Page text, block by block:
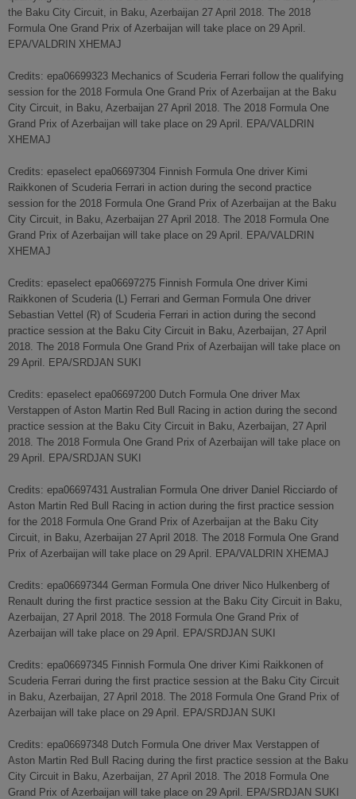
the Baku City Circuit, in Baku, Azerbaijan 27 April 2018. The 2018
Formula One Grand Prix of Azerbaijan will take place on 29 April.
EPA/VALDRIN XHEMAJ
Credits: epa06699323 Mechanics of Scuderia Ferrari follow the qualifying
session for the 2018 Formula One Grand Prix of Azerbaijan at the Baku
City Circuit, in Baku, Azerbaijan 27 April 2018. The 2018 Formula One
Grand Prix of Azerbaijan will take place on 29 April. EPA/VALDRIN
XHEMAJ
Credits: epaselect epa06697304 Finnish Formula One driver Kimi
Raikkonen of Scuderia Ferrari in action during the second practice
session for the 2018 Formula One Grand Prix of Azerbaijan at the Baku
City Circuit, in Baku, Azerbaijan 27 April 2018. The 2018 Formula One
Grand Prix of Azerbaijan will take place on 29 April. EPA/VALDRIN
XHEMAJ
Credits: epaselect epa06697275 Finnish Formula One driver Kimi
Raikkonen of Scuderia (L) Ferrari and German Formula One driver
Sebastian Vettel (R) of Scuderia Ferrari in action during the second
practice session at the Baku City Circuit in Baku, Azerbaijan, 27 April
2018. The 2018 Formula One Grand Prix of Azerbaijan will take place on
29 April. EPA/SRDJAN SUKI
Credits: epaselect epa06697200 Dutch Formula One driver Max
Verstappen of Aston Martin Red Bull Racing in action during the second
practice session at the Baku City Circuit in Baku, Azerbaijan, 27 April
2018. The 2018 Formula One Grand Prix of Azerbaijan will take place on
29 April. EPA/SRDJAN SUKI
Credits: epa06697431 Australian Formula One driver Daniel Ricciardo of
Aston Martin Red Bull Racing in action during the first practice session
for the 2018 Formula One Grand Prix of Azerbaijan at the Baku City
Circuit, in Baku, Azerbaijan 27 April 2018. The 2018 Formula One Grand
Prix of Azerbaijan will take place on 29 April. EPA/VALDRIN XHEMAJ
Credits: epa06697344 German Formula One driver Nico Hulkenberg of
Renault during the first practice session at the Baku City Circuit in Baku,
Azerbaijan, 27 April 2018. The 2018 Formula One Grand Prix of
Azerbaijan will take place on 29 April. EPA/SRDJAN SUKI
Credits: epa06697345 Finnish Formula One driver Kimi Raikkonen of
Scuderia Ferrari during the first practice session at the Baku City Circuit
in Baku, Azerbaijan, 27 April 2018. The 2018 Formula One Grand Prix of
Azerbaijan will take place on 29 April. EPA/SRDJAN SUKI
Credits: epa06697348 Dutch Formula One driver Max Verstappen of
Aston Martin Red Bull Racing during the first practice session at the Baku
City Circuit in Baku, Azerbaijan, 27 April 2018. The 2018 Formula One
Grand Prix of Azerbaijan will take place on 29 April. EPA/SRDJAN SUKI